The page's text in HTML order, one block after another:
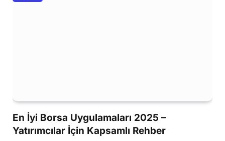
En İyi Borsa Uygulamaları 2025 –
Yatırımcılar İçin Kapsamlı Rehber